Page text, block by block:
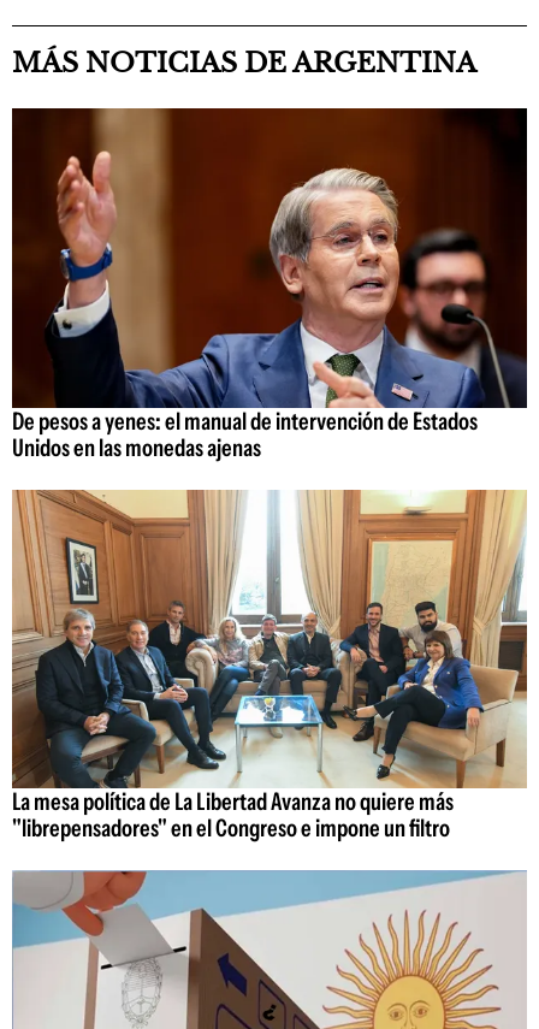
MÁS NOTICIAS DE ARGENTINA
De pesos a yenes: el manual de intervención de Estados
Unidos en las monedas ajenas
La mesa política de La Libertad Avanza no quiere más
"librepensadores" en el Congreso e impone un filtro